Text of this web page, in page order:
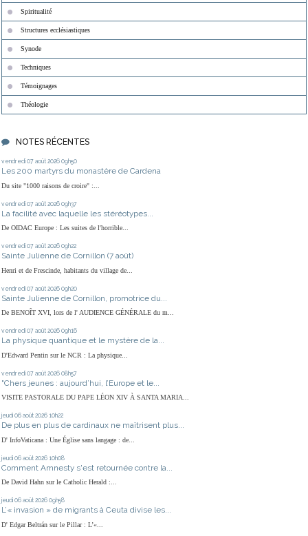
Spiritualité
Structures ecclésiastiques
Synode
Techniques
Témoignages
Théologie
NOTES RÉCENTES
vendredi 07 août 2026 09h50
Les 200 martyrs du monastère de Cardena
Du site "1000 raisons de croire" :...
vendredi 07 août 2026 09h37
La facilité avec laquelle les stéréotypes...
De OIDAC Europe : Les suites de l'horrible...
vendredi 07 août 2026 09h22
Sainte Julienne de Cornillon (7 août)
Henri et de Frescinde, habitants du village de...
vendredi 07 août 2026 09h20
Sainte Julienne de Cornillon, promotrice du...
De BENOÎT XVI, lors de l' AUDIENCE GÉNÉRALE du m...
vendredi 07 août 2026 09h16
La physique quantique et le mystère de la...
D'Edward Pentin sur le NCR : La physique...
vendredi 07 août 2026 08h57
"Chers jeunes : aujourd’hui, l’Europe et le...
VISITE PASTORALE DU PAPE LÉON XIV À SANTA MARIA...
jeudi 06 août 2026 10h22
De plus en plus de cardinaux ne maîtrisent plus...
D' InfoVaticana : Une Église sans langage : de...
jeudi 06 août 2026 10h08
Comment Amnesty s'est retournée contre la...
De David Hahn sur le Catholic Herald :...
jeudi 06 août 2026 09h58
L’« invasion » de migrants à Ceuta divise les...
D' Edgar Beltrán sur le Pillar : L’«...